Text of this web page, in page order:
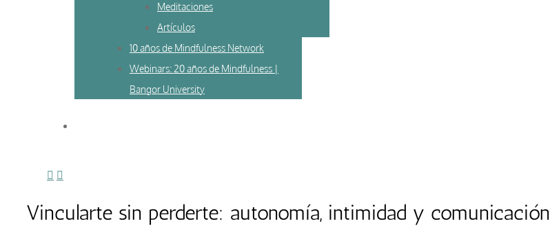
Meditaciones
Artículos
10 años de Mindfulness Network
Webinars: 20 años de Mindfulness |
Bangor University
Vincularte sin perderte: autonomía, intimidad y comunicación